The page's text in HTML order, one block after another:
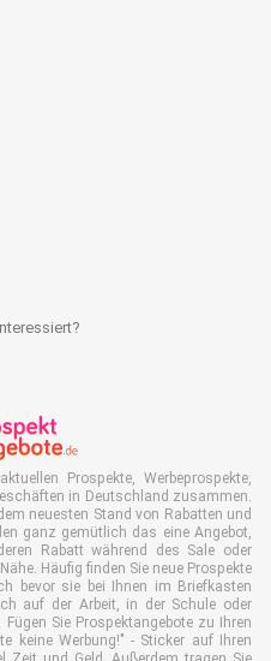
Prospekte, Werbeprospekte,
in Deutschland zusammen.
neuesten Stand von Rabatten und
ganz gemütlich das eine Angebot,
Rabatt während des Sale oder
Häufig finden Sie neue Prospekte
bevor sie bei Ihnen im Briefkasten
auf der Arbeit, in der Schule oder
Sie Prospektangebote zu Ihren
keine Werbung!" - Sticker auf Ihren